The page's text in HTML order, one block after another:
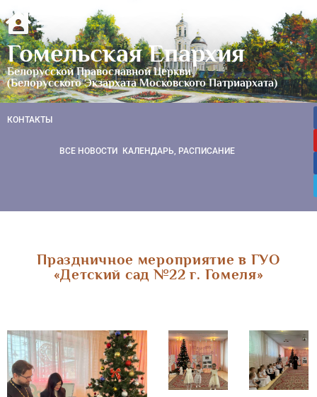
Гомельская Епархия
Белорусской Православной Церкви
(Белорусского Экзархата Московского Патриархата)
КОНТАКТЫ
ВСЕ НОВОСТИ КАЛЕНДАРЬ, РАСПИСАНИЕ
Праздничное мероприятие в ГУО
«Детский сад №22 г. Гомеля»